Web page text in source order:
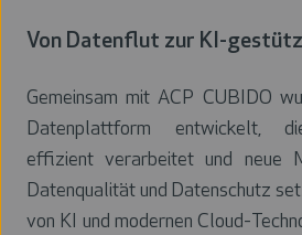
Von Datenflut zur KI-
Gemeinsam mit ACP CUBIDO
Datenplattform entwickelt,
effizient verarbeitet und neue
Datenqualität und Datenschutz
von KI und modernen Cloud-